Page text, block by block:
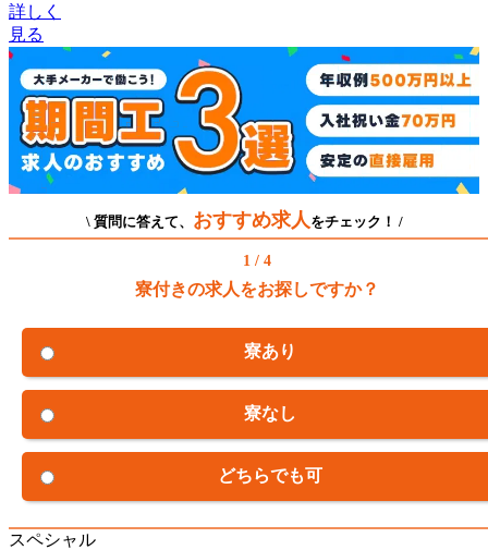
詳しく
見る
\ 質問に答えて、 おすすめ求人 をチェック！ /
1 / 4
寮付きの求人をお探しですか？
寮あり
寮なし
どちらでも可
スペシャル